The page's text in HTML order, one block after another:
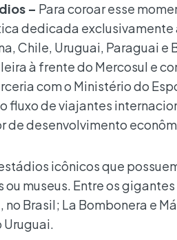
– Para coroar esse
dedicada
Chile, Uruguai, Paraguai
à frente do Mercosul e
com o Ministério do
fluxo de viajantes
de desenvolvimento
icônicos que
museus. Entre os
no Brasil; La Bombonera e
Uruguai.